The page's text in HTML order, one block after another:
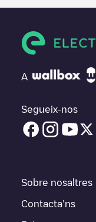
A
Segueix-nos
Sobre nosaltres
Contacta'ns